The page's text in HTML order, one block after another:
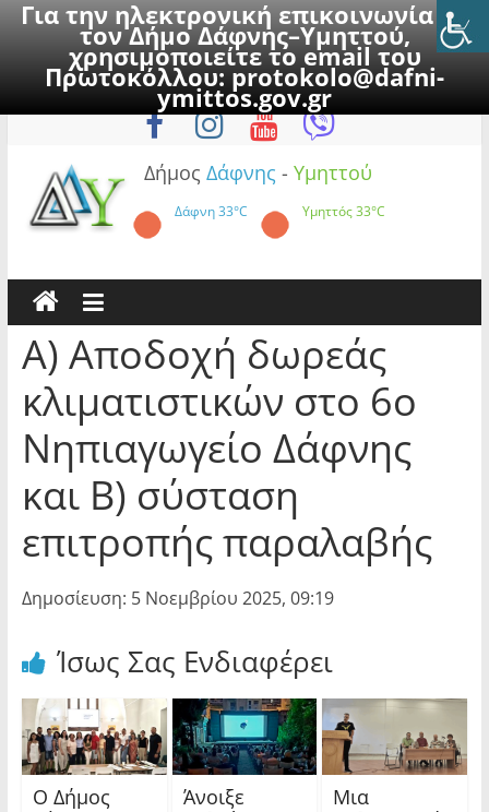
Για την ηλεκτρονική επικοινωνία με
τον Δήμο Δάφνης–Υμηττού,
χρησιμοποιείτε το email του
Πρωτοκόλλου:protokolo@dafni-
ymittos.gov.gr
to
Δευτέρα, 10 Αυγούστου 2026
Δήμος Δάφνης - Υμηττού
Δάφνη33°C Υμηττός33°C
Α) Αποδοχή δωρεάς
κλιματιστικών στο 6ο
Νηπιαγωγείο Δάφνης
και Β) σύσταση
επιτροπής παραλαβής
Δημοσίευση: 5 Νοεμβρίου 2025, 09:19
Ίσως Σας Ενδιαφέρει
Ο Δήμος
Άνοιξε
Μια